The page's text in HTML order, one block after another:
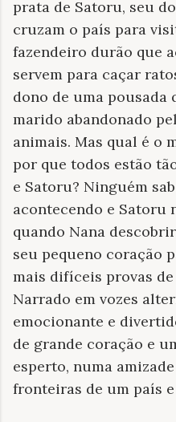
prata de Satoru, seu
cruzam o país para
fazendeiro durão que
servem para caçar
dono de uma pousada
marido abandonado
animais. Mas qual é o
por que todos estão
e Satoru? Ninguém
acontecendo e Satoru
quando Nana
seu pequeno coração
mais difíceis provas de
Narrado em vozes
emocionante e
de grande coração e
esperto, numa
fronteiras de um país